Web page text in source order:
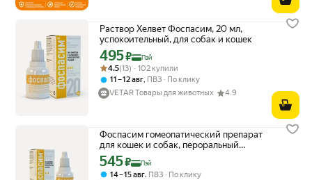
Раствор Хелвет Фоспасим, 20 мл,
успокоительный, для собак и кошек
Цена с картой Яндекс Пэй 495 ₽ вместо
495₽ Пэй
Рейтинг товара: 4.5 из 5
Оценок: (13) · 102 купили
4.5(13) · 102 купили
11 – 12 авг ПВЗ
По клику
VETAR Товары для животных
4.9
Фоспасим гомеопатический препарат
для кошек и собак, пероральный
раствор 20мл
Цена с картой Яндекс Пэй 545 ₽ вместо
545₽ Пэй
14 – 15 авг, ПВЗ
По клику